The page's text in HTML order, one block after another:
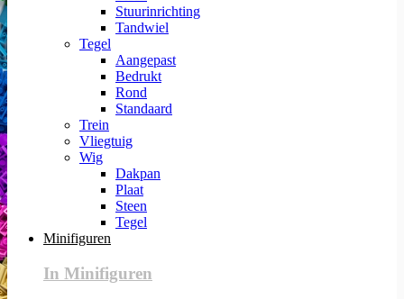
Stuurinrichting
Tandwiel
Tegel
Aangepast
Bedrukt
Rond
Standaard
Trein
Vliegtuig
Wig
Dakpan
Plaat
Steen
Tegel
Minifiguren
In Minifiguren